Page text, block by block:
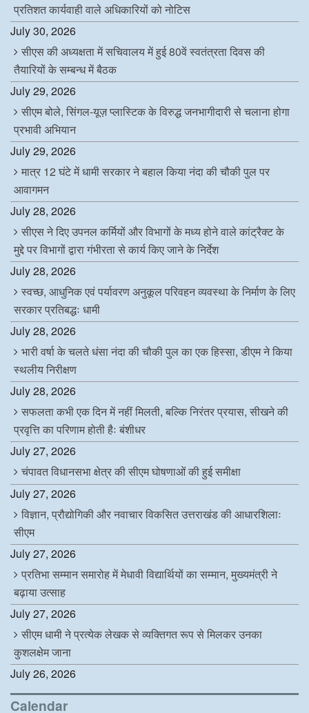
प्रतिशत कार्यवाही वाले अधिकारियों को नोटिस
July 30, 2026
सीएस की अध्यक्षता में सचिवालय में हुई 80वें स्वतंत्रता दिवस की
तैयारियों के सम्बन्ध में बैठक
July 29, 2026
सीएम बोले, सिंगल-यूज़ प्लास्टिक के विरुद्ध जनभागीदारी से चलाना होगा
प्रभावी अभियान
July 29, 2026
मात्र 12 घंटे में धामी सरकार ने बहाल किया नंदा की चौकी पुल पर
आवागमन
July 28, 2026
सीएस ने दिए उपनल कर्मियों और विभागों के मध्य होने वाले कांट्रैक्ट के
मुद्दे पर विभागों द्वारा गंभीरता से कार्य किए जाने के निर्देश
July 28, 2026
स्वच्छ, आधुनिक एवं पर्यावरण अनुकूल परिवहन व्यवस्था के निर्माण के लिए
सरकार प्रतिबद्धः धामी
July 28, 2026
भारी वर्षा के चलते धंसा नंदा की चौकी पुल का एक हिस्सा, डीएम ने किया
स्थलीय निरीक्षण
July 28, 2026
सफलता कभी एक दिन में नहीं मिलती, बल्कि निरंतर प्रयास, सीखने की
प्रवृत्ति का परिणाम होती हैः बंशीधर
July 27, 2026
चंपावत विधानसभा क्षेत्र की सीएम घोषणाओं की हुई समीक्षा
July 27, 2026
विज्ञान, प्रौद्योगिकी और नवाचार विकसित उत्तराखंड की आधारशिलाः
सीएम
July 27, 2026
प्रतिभा सम्मान समारोह में मेधावी विद्यार्थियों का सम्मान, मुख्यमंत्री ने
बढ़ाया उत्साह
July 27, 2026
सीएम धामी ने प्रत्येक लेखक से व्यक्तिगत रूप से मिलकर उनका
कुशलक्षेम जाना
July 26, 2026
Calendar